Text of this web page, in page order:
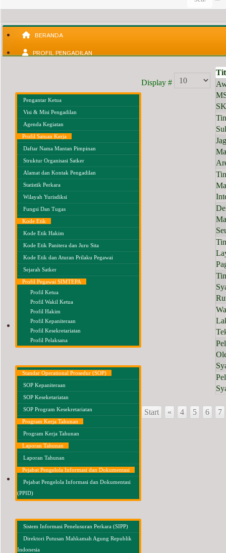
BERANDA
PROFIL PENGADILAN
Pengantar Ketua
Visi & Misi Pengadilan
Agenda Kegiatan
Profil Satuan Kerja
Daftar Nama Mantan Pimpinan
Struktur Organisasi Satker
Alamat dan Kontak Pengadilan
Statistik Perkara
Wilayah Yurisdiksi
Fungsi Dan Tugas
Kode Etik
Kode Etik Hakim
Kode Etik Panitera dan Juru Sita
Kode Etik dan Aturan Prilaku Pegawai
Sejarah Satker
Profil Pegawai SIMTEPA
Profil Ketua
Profil Wakil Ketua
Profil Hakim
Profil Kepaniteraan
Profil Kesekretariatan
Profil Pelaksana
INFORMASI UMUM
Standar Operational Prosedur (SOP)
SOP Kepaniteraan
SOP Keseketariatan
SOP Program Kesekretariatan
Program Kerja Tahunan
Program Kerja Tahunan
Laporan Tahunan
Laporan Tahunan
Pejabat Pengelola Informasi dan Dokumentasi
Pejabat Pengelola Informasi dan Dokumentasi
(PPID)
KEPANITERAAN
Sistem Informasi Penelusuran Perkara (SIPP)
Direktori Putusan Mahkamah Agung Republik
Indonesia
Display #
Start « 4 5 6 7